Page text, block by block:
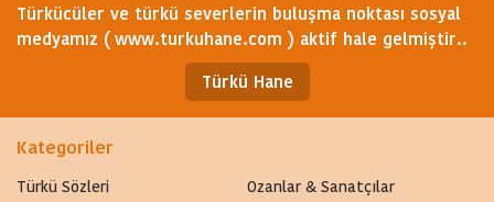
Türkücüler ve türkü severlerin buluşma noktası sosyal
medyamız ( www.turkuhane.com ) aktif hale gelmiştir..
Türkü Hane
Kategoriler
Türkü Sözleri
Ozanlar & Sanatçılar